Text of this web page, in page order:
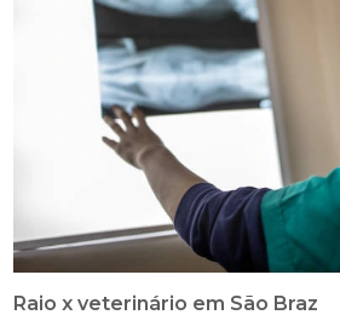
Raio x veterinário em São Braz